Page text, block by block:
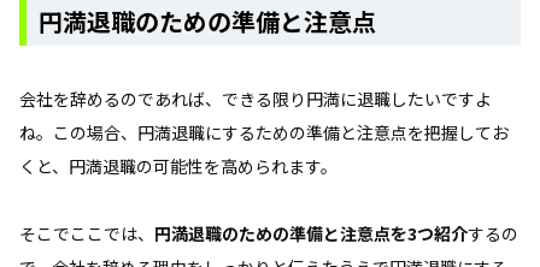
円満退職のための準備と注意点
会社を辞めるのであれば、できる限り円満に退職したいですよ
ね。この場合、円満退職にするための準備と注意点を把握してお
くと、円満退職の可能性を高められます。
そこでここでは、 円満退職のための準備と注意点を3つ紹介するの